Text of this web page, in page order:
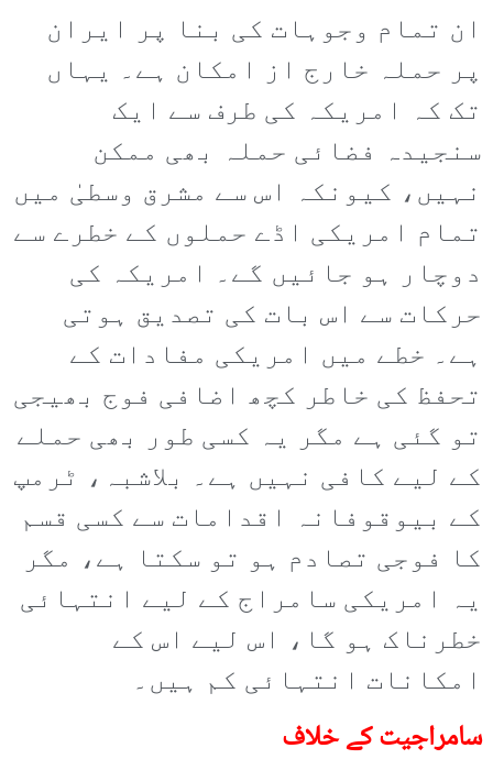
ان تمام وجوہات کی بنا پر ایران
پر حملہ خارج از امکان ہے۔ یہاں
تک کہ امریکہ کی طرف سے ایک
سنجیدہ فضائی حملہ بھی ممکن
نہیں، کیونکہ اس سے مشرق وسطیٰ میں
تمام امریکی اڈے حملوں کے خطرے سے
دوچار ہو جائیں گے۔ امریکہ کی
حرکات سے اس بات کی تصدیق ہوتی
ہے۔ خطے میں امریکی مفادات کے
تحفظ کی خاطر کچھ اضافی فوج بھیجی
تو گئی ہے مگر یہ کسی طور بھی حملے
کے لیے کافی نہیں ہے۔ بلاشبہ، ٹرمپ
کے بیوقوفانہ اقدامات سے کسی قسم
کا فوجی تصادم ہو تو سکتا ہے، مگر
یہ امریکی سامراج کے لیے انتہائی
خطرناک ہو گا، اس لیے اس کے
امکانات انتہائی کم ہیں۔
سامراجیت کے خلاف